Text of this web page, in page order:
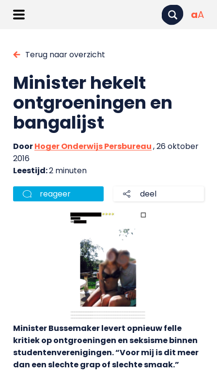
aA
Terug naar overzicht
Minister hekelt
ontgroeningen en
bangalijst
DoorHoger Onderwijs Persbureau, 26 oktober
2016
Leestijd:2 minuten
reageer deel
Minister Bussemaker levert opnieuw felle
kritiek op ontgroeningen en seksisme binnen
studentenverenigingen. “Voor mij is dit meer
dan een slechte grap of slechte smaak.”